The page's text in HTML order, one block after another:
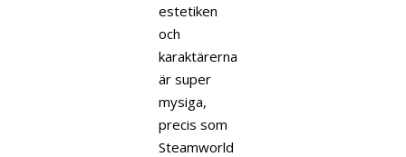
estetiken
och
karaktärerna
är super
mysiga,
precis som
Steamworld